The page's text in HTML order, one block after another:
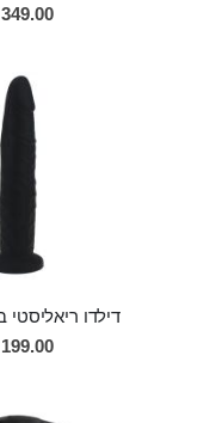
349.00 ₪
199.00 ₪